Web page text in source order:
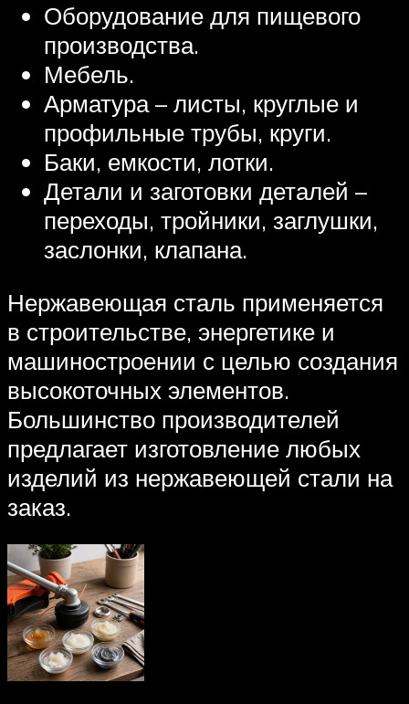
Оборудование для пищевого
производства.
Мебель.
Арматура – листы, круглые и
профильные трубы, круги.
Баки, емкости, лотки.
Детали и заготовки деталей –
переходы, тройники, заглушки,
заслонки, клапана.
Нержавеющая сталь применяется
в строительстве, энергетике и
машиностроении с целью создания
высокоточных элементов.
Большинство производителей
предлагает изготовление любых
изделий из нержавеющей стали на
заказ.